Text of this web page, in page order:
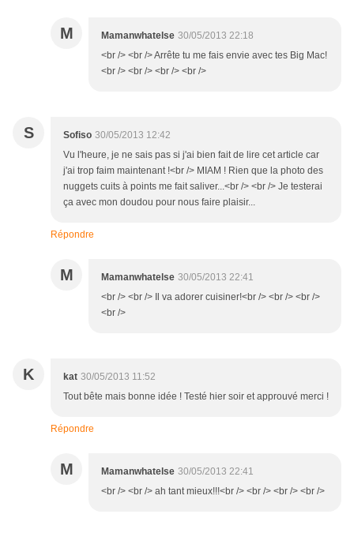
M Mamanwhatelse 30/05/2013 22:18
<br /> <br /> Arrête tu me fais envie avec tes Big Mac!
<br /> <br /> <br /> <br />
S Sofiso 30/05/2013 12:42
Vu l'heure, je ne sais pas si j'ai bien fait de lire cet article car
j'ai trop faim maintenant !<br /> MIAM ! Rien que la photo des
nuggets cuits à points me fait saliver...<br /> <br /> Je testerai
ça avec mon doudou pour nous faire plaisir...
Répondre
M Mamanwhatelse 30/05/2013 22:41
<br /> <br /> Il va adorer cuisiner!<br /> <br /> <br />
<br />
K kat 30/05/2013 11:52
Tout bête mais bonne idée ! Testé hier soir et approuvé merci !
Répondre
M Mamanwhatelse 30/05/2013 22:41
<br /> <br /> ah tant mieux!!!<br /> <br /> <br /> <br />